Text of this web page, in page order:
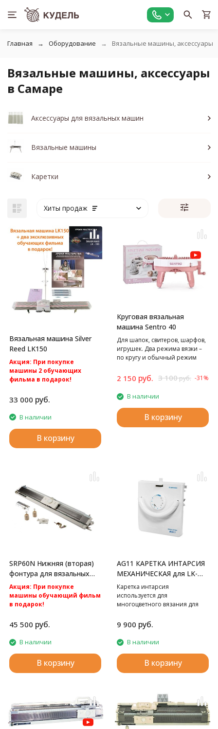
Главная Оборудование Вязальные машины, аксессуары
Вязальные машины, аксессуары
в Самаре
Аксессуары для вязальных машин
Вязальные машины
Каретки
Хиты продаж
Вязальная машина Silver
Reed LK150
Акция: При покупке
машины 2 обучающих
фильма в подарок!
доставка по России.
Silver Reed LK150
Однофонтурная вязальная
машина 4 класса.
33 000 руб.
В наличии
В корзину
Круговая вязальная
машина Sentro 40
Для шапок, свитеров, шарфов,
игрушек. Два режима вязки –
по кругу и обычный режим
2 150 руб. 3 100руб. -31%
В наличии
В корзину
SRP60N Нижняя (вторая)
фонтура для вязальных
машин Silver Reed
Акция: При покупке
машины обучающий фильм
в подарок!
доставка по России.
Вторая фонтура к вязальным
машинам 5 класса Silver Reed
SK280 и Silver Reed SK840.
45 500 руб.
В наличии
В корзину
AG11 КАРЕТКА ИНТАРСИЯ
МЕХАНИЧЕСКАЯ для LK-
150
Каретка интарсия
используется для
многоцветного вязания для
9 900 руб.
В наличии
В корзину